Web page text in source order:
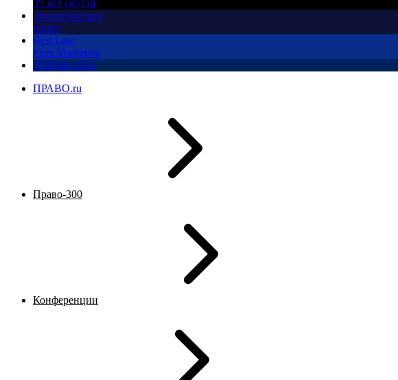
35 лет спустя
Экологическое
право
Best Law
Firm Marketing
ПМЮФ 2026
ПРАВО.ru
Право-300
Конференции